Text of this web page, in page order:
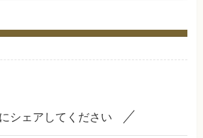
シェアしてください